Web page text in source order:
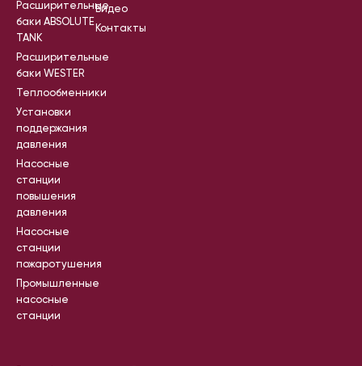
Расширительные
баки ABSOLUTE
TANK
Расширительные
баки WESTER
Теплообменники
Установки
поддержания
давления
Насосные
станции
повышения
давления
Насосные
станции
пожаротушения
Промышленные
насосные
станции
Видео
Контакты